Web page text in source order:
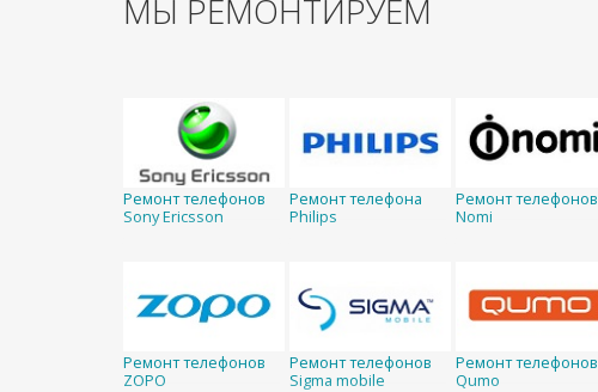
МЫ РЕМОНТИРУЕМ
Ремонт телефонов
Sony Ericsson
Ремонт телефона
Philips
Ремонт телефонов
Nomi
Ремонт телефонов
ZOPO
Ремонт телефонов
Sigma mobile
Ремонт телефонов
Qumo